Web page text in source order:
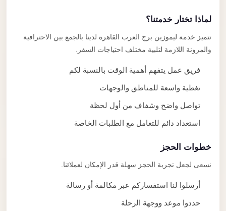
لماذا تختار خدمتنا؟
تتميز خدمة ليموزين برج العرب القاهرة لدينا بالجمع بين الاحترافية
والمرونة اللازمة لتلبية مختلف احتياجات السفر.
فريق عمل يتفهم أهمية الوقت بالنسبة لكم
تغطية واسعة للمناطق والوجهات
تواصل واضح وشفاف من أول لحظة
استعداد دائم للتعامل مع الطلبات الخاصة
خطوات الحجز
نسعى لجعل تجربة الحجز سهلة قدر الإمكان لعملائنا.
أرسلوا لنا استفساركم عبر مكالمة أو رسالة
حددوا موعد ووجهة الرحلة